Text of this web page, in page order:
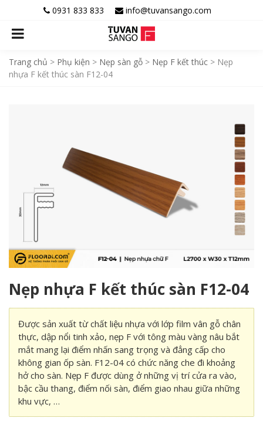
0931 833 833 info@tuvansango.com
Trang chủ > Phụ kiện > Nẹp sàn gỗ > Nẹp F kết thúc > Nẹp
nhựa F kết thúc sàn F12-04
Nẹp nhựa F kết thúc sàn F12-04
Được sản xuất từ chất liệu nhựa với lớp film vân gỗ chân
thực, dập nổi tinh xảo, nẹp F với tông màu vàng nâu bắt
mắt mang lại điểm nhấn sang trọng và đẳng cấp cho
không gian ốp sàn. F12-04 có chức năng che đi khoảng
hở cho sàn. Nẹp F được dùng ở những vị trí cửa ra vào,
bậc cầu thang, điểm nối sàn, điểm giao nhau giữa những
khu vực, …